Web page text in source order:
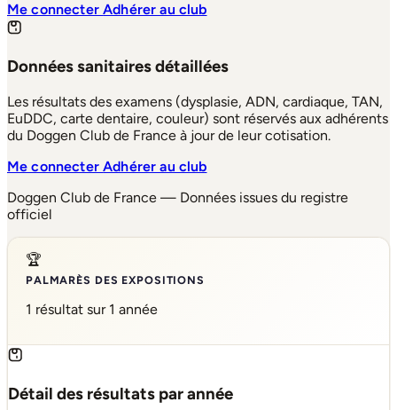
Me connecterAdhérer au club
Données sanitaires détaillées
Les résultats des examens (dysplasie, ADN, cardiaque, TAN,
EuDDC, carte dentaire, couleur) sont réservés aux adhérents
du Doggen Club de France à jour de leur cotisation.
Me connecterAdhérer au club
Doggen Club de France — Données issues du registre
officiel
🏆
PALMARÈS DES EXPOSITIONS
1 résultat sur 1 année
Détail des résultats par année